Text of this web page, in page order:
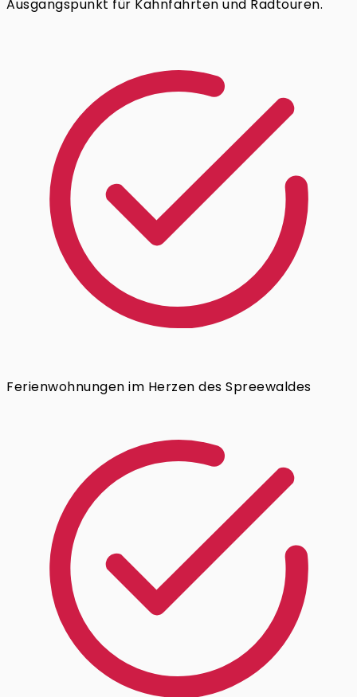
Ausgangspunkt für Kahnfahrten und Radtouren.
Ferienwohnungen im Herzen des Spreewaldes